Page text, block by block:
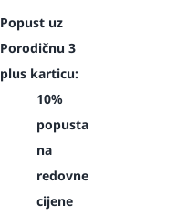
Popust uz
Porodičnu 3
plus karticu:
10%
popusta
na
redovne
cijene